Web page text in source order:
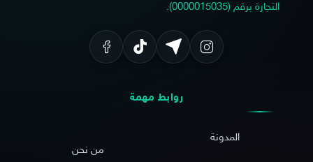
التجارة برقم (0000015035).
روابط مهمة
المدونة
من نحن